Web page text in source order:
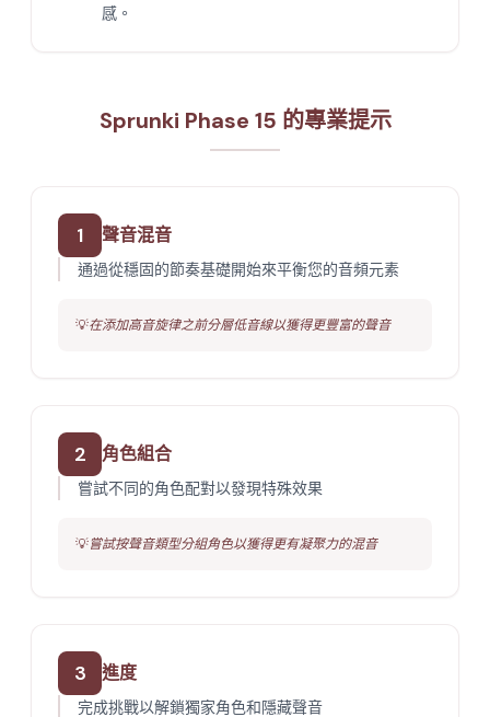
感。
Sprunki Phase 15 的專業提示
1 聲音混音
通過從穩固的節奏基礎開始來平衡您的音頻元素
💡在添加高音旋律之前分層低音線以獲得更豐富的聲音
2 角色組合
嘗試不同的角色配對以發現特殊效果
💡嘗試按聲音類型分組角色以獲得更有凝聚力的混音
3 進度
完成挑戰以解鎖獨家角色和隱藏聲音